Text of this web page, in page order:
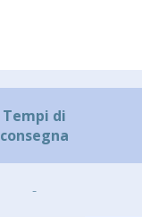
Tempi di
consegna
-